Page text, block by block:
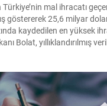
mal ihracatı
göstererek 25,6 milyar
kaydedilen en yüksek
Bolat, yıllıklandırılmış